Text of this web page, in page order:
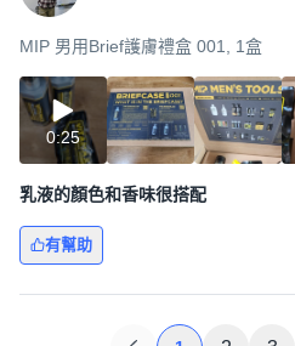
MIP 男用Brief護膚禮盒 001, 1盒
0:25
乳液的顏色和香味很搭配
有幫助